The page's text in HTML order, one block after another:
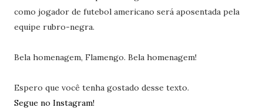
como jogador de futebol americano será aposentada pela
equipe rubro-negra.
Bela homenagem, Flamengo. Bela homenagem!
Espero que você tenha gostado desse texto.
Segue no Instagram!